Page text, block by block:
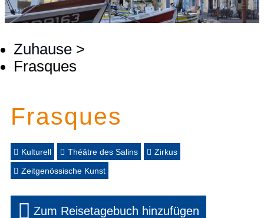
Zuhause >
Frasques
Frasques
Kulturell Théâtre des Salins
Zirkus
Zeitgenössische Kunst
Zum Reisetagebuch hinzufügen